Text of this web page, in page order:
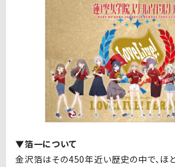
▼箔一について
金沢箔はその450年近い歴史の中で、ほ